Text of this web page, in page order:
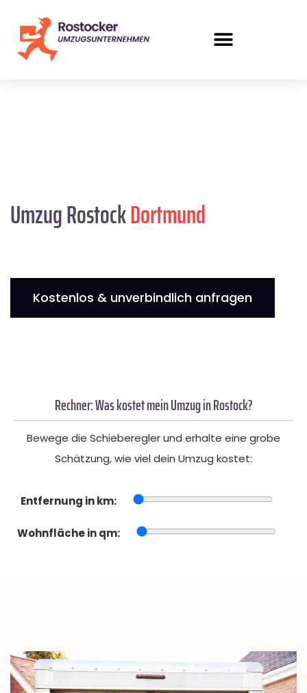
Umzug RostockDortmund
Kostenlos & unverbindlich anfragen
Rechner: Was kostet mein Umzug in Rostock?
Bewege die Schieberegler und erhalte eine grobe
Schätzung, wie viel dein Umzug kostet:
Entfernung in km:
Wohnfläche in qm: